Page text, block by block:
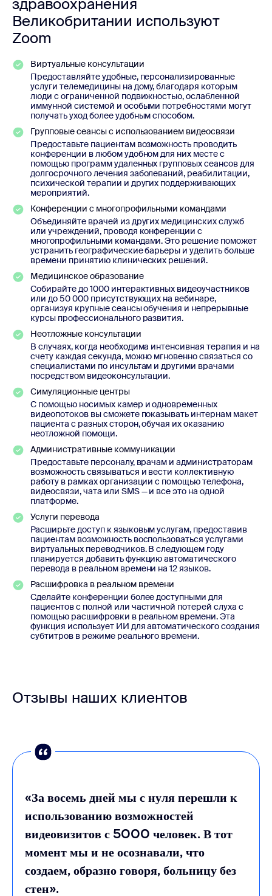
здравоохранения
Великобритании используют
Zoom
Виртуальные консультации
Предоставляйте удобные, персонализированные
услуги телемедицины на дому, благодаря которым
люди с ограниченной подвижностью, ослабленной
иммунной системой и особыми потребностями могут
получать уход более удобным способом.
Групповые сеансы с использованием видеосвязи
Предоставьте пациентам возможность проводить
конференции в любом удобном для них месте с
помощью программ удаленных групповых сеансов для
долгосрочного лечения заболеваний, реабилитации,
психической терапии и других поддерживающих
мероприятий.
Конференции с многопрофильными командами
Объединяйте врачей из других медицинских служб
или учреждений, проводя конференции с
многопрофильными командами. Это решение поможет
устранить географические барьеры и уделить больше
времени принятию клинических решений.
Медицинское образование
Собирайте до 1000 интерактивных видеоучастников
или до 50 000 присутствующих на вебинаре,
организуя крупные сеансы обучения и непрерывные
курсы профессионального развития.
Неотложные консультации
В случаях, когда необходима интенсивная терапия и на
счету каждая секунда, можно мгновенно связаться со
специалистами по инсультам и другими врачами
посредством видеоконсультации.
Симуляционные центры
С помощью носимых камер и одновременных
видеопотоков вы сможете показывать интернам макет
пациента с разных сторон, обучая их оказанию
неотложной помощи.
Административные коммуникации
Предоставьте персоналу, врачам и администраторам
возможность связываться и вести коллективную
работу в рамках организации с помощью телефона,
видеосвязи, чата или SMS — и все это на одной
платформе.
Услуги перевода
Расширьте доступ к языковым услугам, предоставив
пациентам возможность воспользоваться услугами
виртуальных переводчиков. В следующем году
планируется добавить функцию автоматического
перевода в реальном времени на 12 языков.
Расшифровка в реальном времени
Сделайте конференции более доступными для
пациентов с полной или частичной потерей слуха с
помощью расшифровки в реальном времени. Эта
функция использует ИИ для автоматического создания
субтитров в режиме реального времени.
Отзывы наших клиентов
«За восемь дней мы с нуля перешли к
использованию возможностей
видеовизитов с 5000 человек. В тот
момент мы и не осознавали, что
создаем, образно говоря, больницу без
стен».